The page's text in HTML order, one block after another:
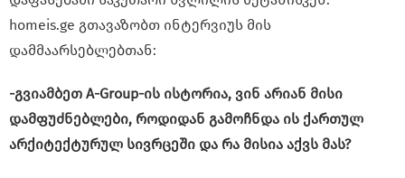
homeis.ge გთავაზობთ ინტერვიუს მის
დამმაარსებლებთან:
-გვიამბეთ A-Group-ის ისტორია, ვინ არიან მისი
დამფუძნებლები, როდიდან გამოჩნდა ის ქართულ
არქიტექტურულ სივრცეში და რა მისია აქვს მას?